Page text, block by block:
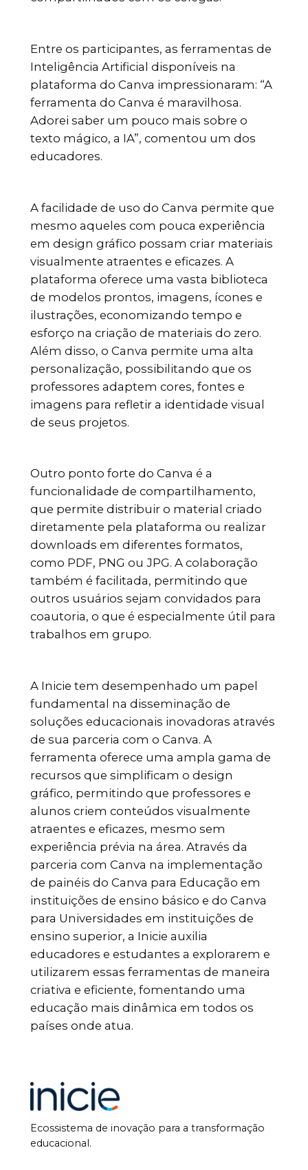
Entre os participantes, as ferramentas de
Inteligência Artificial disponíveis na
plataforma do Canva impressionaram: “A
ferramenta do Canva é maravilhosa.
Adorei saber um pouco mais sobre o
texto mágico, a IA”, comentou um dos
educadores.
A facilidade de uso do Canva permite que
mesmo aqueles com pouca experiência
em design gráfico possam criar materiais
visualmente atraentes e eficazes. A
plataforma oferece uma vasta biblioteca
de modelos prontos, imagens, ícones e
ilustrações, economizando tempo e
esforço na criação de materiais do zero.
Além disso, o Canva permite uma alta
personalização, possibilitando que os
professores adaptem cores, fontes e
imagens para refletir a identidade visual
de seus projetos.
Outro ponto forte do Canva é a
funcionalidade de compartilhamento,
que permite distribuir o material criado
diretamente pela plataforma ou realizar
downloads em diferentes formatos,
como PDF, PNG ou JPG. A colaboração
também é facilitada, permitindo que
outros usuários sejam convidados para
coautoria, o que é especialmente útil para
trabalhos em grupo.
A Inicie tem desempenhado um papel
fundamental na disseminação de
soluções educacionais inovadoras através
de sua parceria com o Canva. A
ferramenta oferece uma ampla gama de
recursos que simplificam o design
gráfico, permitindo que professores e
alunos criem conteúdos visualmente
atraentes e eficazes, mesmo sem
experiência prévia na área. Através da
parceria com Canva na implementação
de painéis do Canva para Educação em
instituições de ensino básico e do Canva
para Universidades em instituições de
ensino superior, a Inicie auxilia
educadores e estudantes a explorarem e
utilizarem essas ferramentas de maneira
criativa e eficiente, fomentando uma
educação mais dinâmica em todos os
países onde atua.
Ecossistema de inovação para a transformação
educacional.